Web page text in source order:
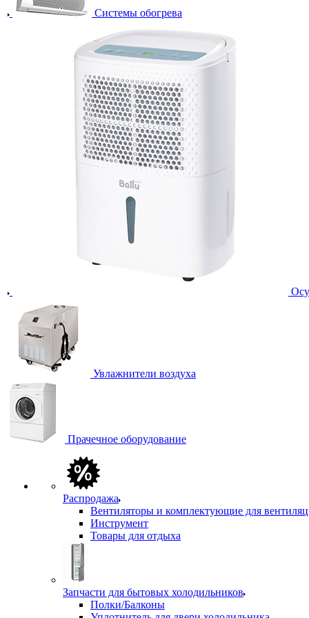
Системы обогрева
Увлажнители воздуха
Прачечное оборудование
Распродажа
Вентиляторы и комплектующие для
Инструмент
Товары для отдыха
Запчасти для бытовых холодильников
Полки/Балконы